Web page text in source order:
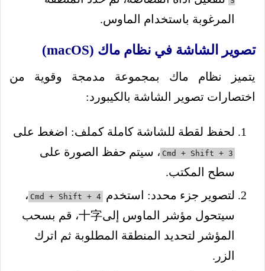
المرغوبة باستخدام الماوس.
تصوير الشاشة في نظام ماك (macOS)
يتميز نظام ماك بمجموعة مدمجة وقوية من
اختصارات تصوير الشاشة بالكيبورد:
لحفظ لقطة للشاشة كاملة كملف: اضغط على
Cmd + Shift + 3 ، سيتم حفظ الصورة على
سطح المكتب.
لتصوير جزء محدد: استخدم
Cmd + Shift + 4 ،
سيتحول مؤشر الماوس إلى十字، قم بسحب
المؤشر لتحديد المنطقة المطلوبة ثم اترك
الزر.